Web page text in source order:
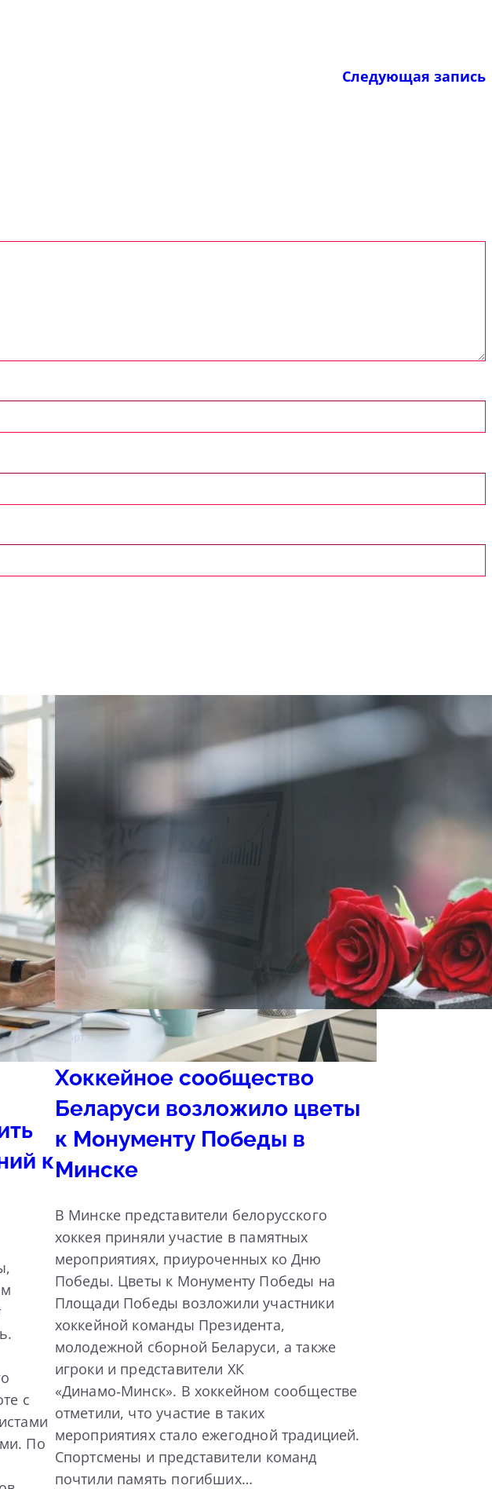
Следующая запись
к
с
По
Спорт
Хоккейное сообщество
Беларуси возложило цветы
к Монументу Победы в
Минске
В Минске представители белорусского
хоккея приняли участие в памятных
мероприятиях, приуроченных ко Дню
Победы. Цветы к Монументу Победы на
Площади Победы возложили участники
хоккейной команды Президента,
молодежной сборной Беларуси, а также
игроки и представители ХК
«Динамо‑Минск». В хоккейном сообществе
отметили, что участие в таких
мероприятиях стало ежегодной традицией.
Спортсмены и представители команд
почтили память погибших…